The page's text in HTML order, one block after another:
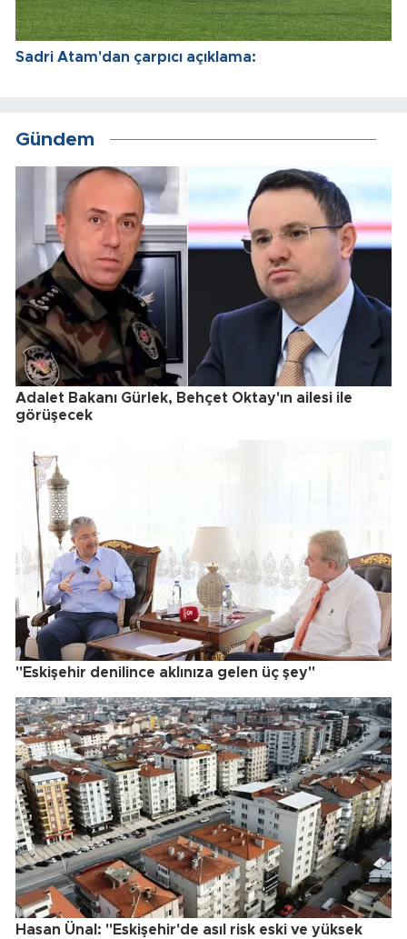
Sadri Atam'dan çarpıcı açıklama:
Gündem
Adalet Bakanı Gürlek, Behçet Oktay'ın ailesi ile
görüşecek
"Eskişehir denilince aklınıza gelen üç şey"
Hasan Ünal: "Eskişehir'de asıl risk eski ve yüksek